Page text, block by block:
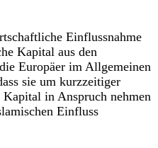
Einflussnahme
Kapital aus den
Europäer im Allgemeinen
sie um kurzzeitiger
in Anspruch nehmen
Einfluss